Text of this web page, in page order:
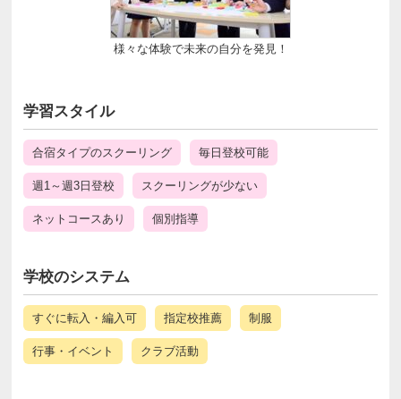
様々な体験で未来の自分を発見！
学習スタイル
合宿タイプのスクーリング 毎日登校可能
週1～週3日登校 スクーリングが少ない
ネットコースあり 個別指導
学校のシステム
すぐに転入・編入可 指定校推薦 制服
行事・イベント クラブ活動